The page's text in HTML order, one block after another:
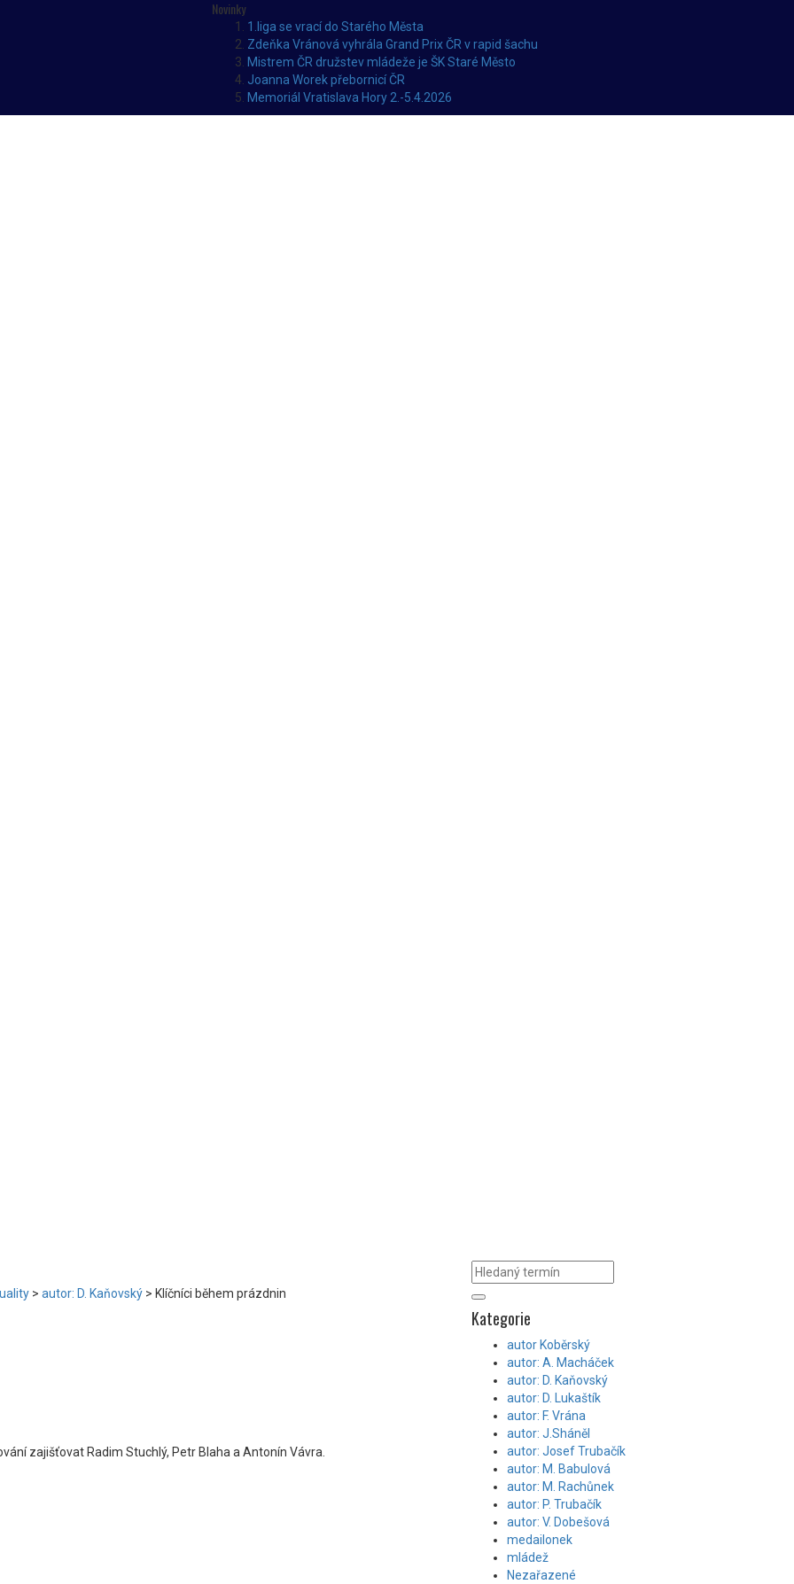
Novinky
1.liga se vrací do Starého Města
Zdeňka Vránová vyhrála Grand Prix ČR v rapid šachu
Mistrem ČR družstev mládeže je ŠK Staré Město
Joanna Worek přebornicí ČR
Memoriál Vratislava Hory 2.-5.4.2026
> autor: D. Kaňovský > Klíčníci během prázdnin
zajišťovat Radim Stuchlý, Petr Blaha a Antonín Vávra.
Kategorie
autor Koběrský
autor: A. Macháček
autor: D. Kaňovský
autor: D. Lukaštík
autor: F. Vrána
autor: J.Sháněl
autor: Josef Trubačík
autor: M. Babulová
autor: M. Rachůnek
autor: P. Trubačík
autor: V. Dobešová
medailonek
mládež
Nezařazené